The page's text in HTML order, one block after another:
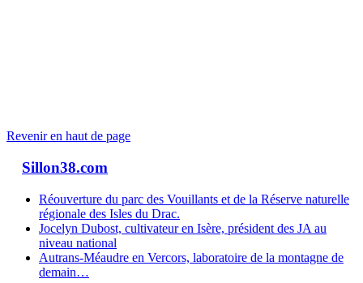
Revenir en haut de page
Sillon38.com
Réouverture du parc des Vouillants et de la Réserve naturelle
régionale des Isles du Drac.
Jocelyn Dubost, cultivateur en Isère, président des JA au
niveau national
Autrans-Méaudre en Vercors, laboratoire de la montagne de
demain…